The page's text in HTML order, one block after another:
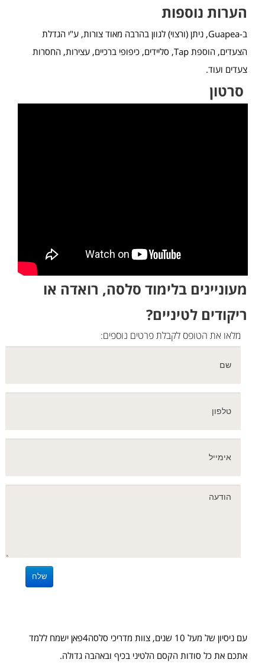
הערות נוספות
ב-Guapea, ניתן (ורצוי) לגוון בהרבה מאוד צורות, ע"י הגדלת
הצעדים, הוספת Tap, סליידים, כיפופי ברכיים, עצירות, החסרות
צעדים ועוד.
סרטון
מעוניינים בלימוד סלסה, רואדה או
ריקודים לטיניים?
מלאו את הטופס לקבלת פרטים נוספים:
עם ניסיון של מעל 10 שנים, צוות מדריכי סלסה4פאן ישמח ללמד
אתכם את כל סודות הקסם הלטיני בכיף ובאהבה גדולה.